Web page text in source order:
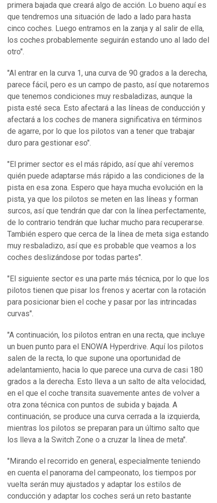
primera bajada que creará algo de acción. Lo bueno aquí es
que tendremos una situación de lado a lado para hasta
cinco coches. Luego entramos en la zanja y al salir de ella,
los coches probablemente seguirán estando uno al lado del
otro".
"Al entrar en la curva 1, una curva de 90 grados a la derecha,
parece fácil, pero es un campo de pasto, así que notaremos
que tenemos condiciones muy resbaladizas, aunque la
pista esté seca. Esto afectará a las líneas de conducción y
afectará a los coches de manera significativa en términos
de agarre, por lo que los pilotos van a tener que trabajar
duro para gestionar eso".
"El primer sector es el más rápido, así que ahí veremos
quién puede adaptarse más rápido a las condiciones de la
pista en esa zona. Espero que haya mucha evolución en la
pista, ya que los pilotos se meten en las líneas y forman
surcos, así que tendrán que dar con la línea perfectamente,
de lo contrario tendrán que luchar mucho para recuperarse.
También espero que cerca de la línea de meta siga estando
muy resbaladizo, así que es probable que veamos a los
coches deslizándose por todas partes".
"El siguiente sector es una parte más técnica, por lo que los
pilotos tienen que pisar los frenos y acertar con la rotación
para posicionar bien el coche y pasar por las intrincadas
curvas".
"A continuación, los pilotos entran en una recta, que incluye
un buen punto para el ENOWA Hyperdrive. Aquí los pilotos
salen de la recta, lo que supone una oportunidad de
adelantamiento, hacia lo que parece una curva de casi 180
grados a la derecha. Esto lleva a un salto de alta velocidad,
en el que el coche transita suavemente antes de volver a
otra zona técnica con puntos de subida y bajada. A
continuación, se produce una curva cerrada a la izquierda,
mientras los pilotos se preparan para un último salto que
los lleva a la Switch Zone o a cruzar la línea de meta".
"Mirando el recorrido en general, especialmente teniendo
en cuenta el panorama del campeonato, los tiempos por
vuelta serán muy ajustados y adaptar los estilos de
conducción y adaptar los coches será un reto bastante